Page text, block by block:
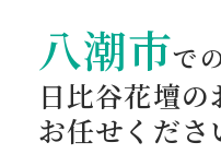
八潮市で
日比谷花壇の
お任せくださ